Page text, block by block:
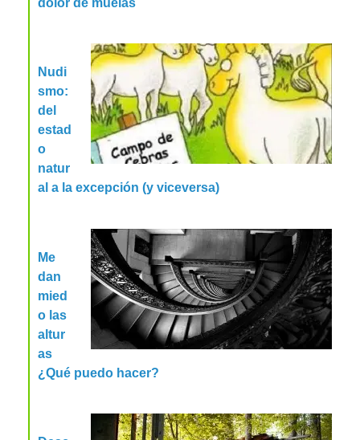
Nudi
smo:
del
estad
o
natur
al a la excepción (y viceversa)
Me
dan
mied
o las
altur
as
¿Qué puedo hacer?